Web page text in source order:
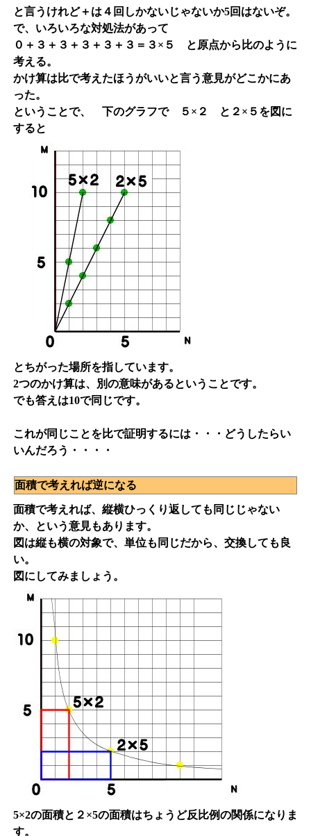
と言うけれど＋は４回しかないじゃないか5回はないぞ。
で、いろいろな対処法があって
０＋３＋３＋３＋３＋３＝３×５ と原点から比のように
考える。
かけ算は比で考えたほうがいいと言う意見がどこかにあ
った。
ということで、 下のグラフで ５×２ と２×５を図に
すると
とちがった場所を指しています。
2つのかけ算は、別の意味があるということです。
でも答えは10で同じです。
これが同じことを比で証明するには・・・どうしたらい
いんだろう・・・・
面積で考えれば逆になる
面積で考えれば、縦横ひっくり返しても同じじゃない
か、という意見もあります。
図は縦も横の対象で、単位も同じだから、交換しても良
い。
図にしてみましょう。
5×2の面積と２×5の面積はちょうど反比例の関係になりま
す。